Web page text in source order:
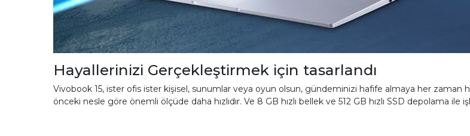
Hayallerinizi Gerçekleştirmek için tasarlandı
Vivobook 15, ister ofis ister kişisel, sunumlar veya oyun olsun, gündeminizi hafife almaya her zaman
önceki nesle göre önemli ölçüde daha hızlıdır. Ve 8 GB hızlı bellek ve 512 GB hızlı SSD depolama